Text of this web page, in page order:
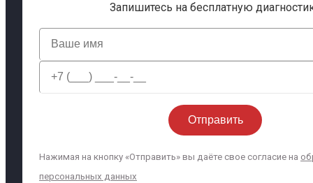
Запишитесь на бесплатную
Нажимая на кнопку «Отправить» вы даёте свое согласие на
персональных данных